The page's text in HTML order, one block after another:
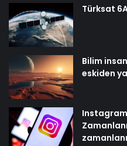
Türksat
Bilim
eskiden